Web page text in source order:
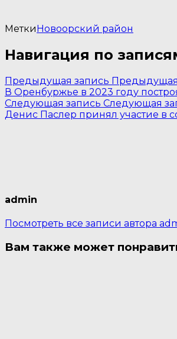
МеткиНовоорский район
Навигация по
Предыдущая запись Предыдущая
В Оренбуржье в 2023 году
Следующая запись Следующая
Денис Паслер принял участие в
admin
Посмотреть все записи автора
Вам также может